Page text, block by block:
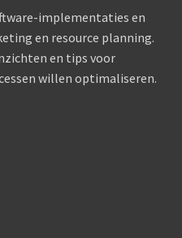
implementaties en
en resource planning.
en tips voor
willen optimaliseren.